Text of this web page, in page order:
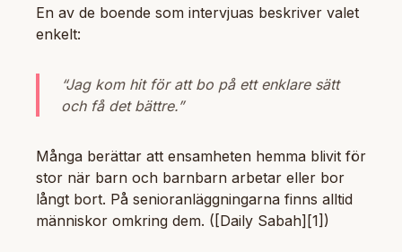
En av de boende som intervjuas beskriver valet
enkelt:
“Jag kom hit för att bo på ett enklare sätt
och få det bättre.”
Många berättar att ensamheten hemma blivit för
stor när barn och barnbarn arbetar eller bor
långt bort. På senioranläggningarna finns alltid
människor omkring dem. ([Daily Sabah][1])